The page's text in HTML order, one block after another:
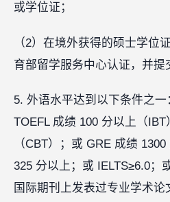
或学位证；
（2）在境外获得的硕士学位
育部留学服务中心认证，并提
5. 外语水平达到以下条件之一
TOEFL 成绩 100 分以上（IBT
（CBT）；或 GRE 成绩
325 分以上；或 IELTS≥6.0；
国际期刊上发表过专业学术